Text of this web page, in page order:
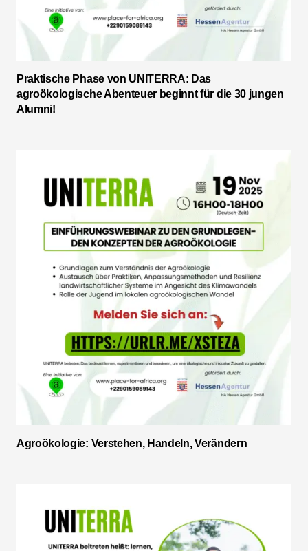
Praktische Phase von UNITERRA: Das
agroökologische Abenteuer beginnt für die 30 jungen
Alumni!
Agroökologie: Verstehen, Handeln, Verändern